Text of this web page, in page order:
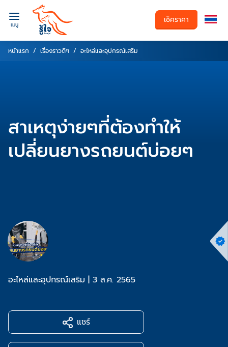
เมนู เช็คราคา
หน้าแรก เรื่องราวดีๆ อะไหล่และอุปกรณ์เสริม
สาเหตุง่ายๆที่ต้องทำให้
เปลี่ยนยางรถยนต์บ่อยๆ
อะไหล่และอุปกรณ์เสริม | 3 ส.ค. 2565
แชร์